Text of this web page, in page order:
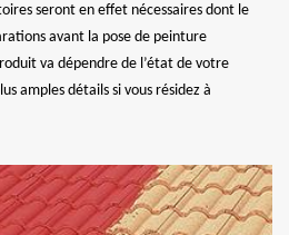
seront en effet nécessaires dont le
avant la pose de peinture
va dépendre de l’état de votre
amples détails si vous résidez à